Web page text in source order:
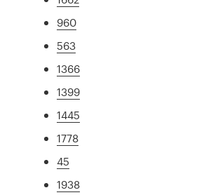
960
563
1366
1399
1445
1778
45
1938